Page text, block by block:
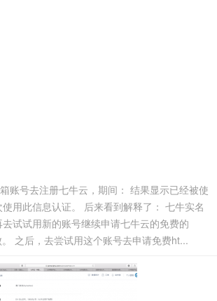
账号去注册七牛云，期间： 结果显示已经被使
用此信息认证。 后来看到解释了： 七牛实名
试试用新的账号继续申请七牛云的免费的
之后，去尝试用这个账号去申请免费ht...